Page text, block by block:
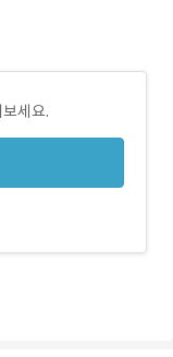
세요.